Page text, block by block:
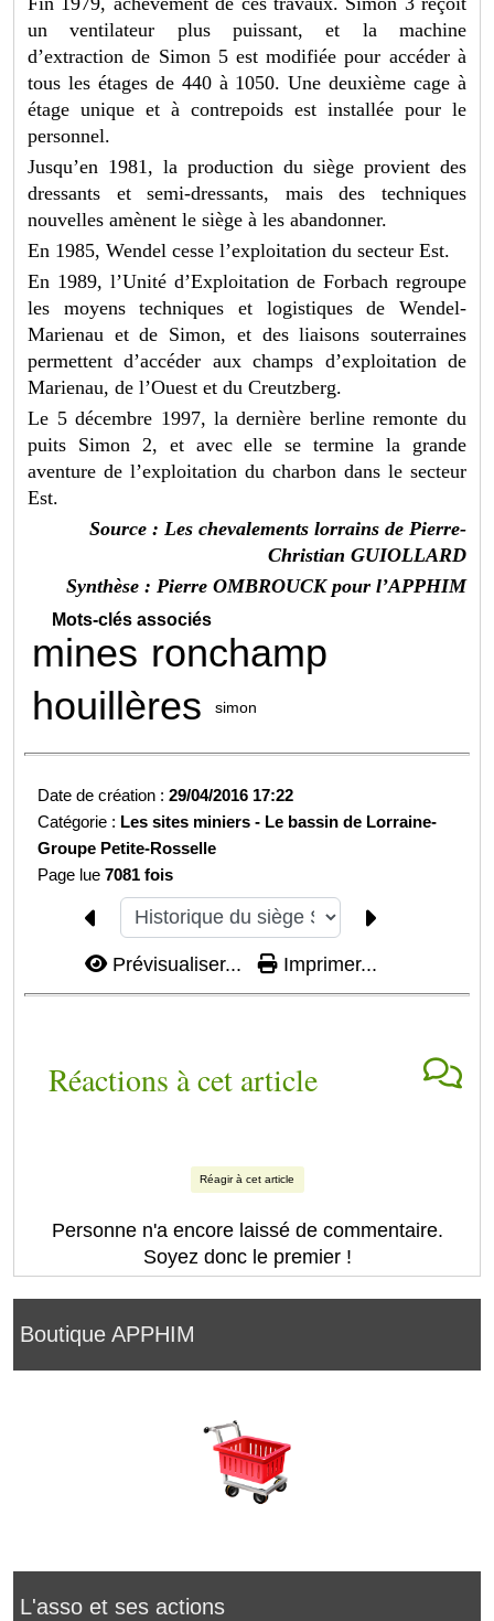
Boutique APPHIM
L'asso et ses actions
un ventilateur plus puissant, et la machine
d’extraction de Simon 5 est modifiée pour accéder à
tous les étages de 440 à 1050. Une deuxième cage à
étage unique et à contrepoids est installée pour le
personnel.
Jusqu’en 1981, la production du siège provient des
dressants et semi-dressants, mais des techniques
nouvelles amènent le siège à les abandonner.
En 1985, Wendel cesse l’exploitation du secteur Est.
En 1989, l’Unité d’Exploitation de Forbach regroupe
les moyens techniques et logistiques de Wendel-
Marienau et de Simon, et des liaisons souterraines
permettent d’accéder aux champs d’exploitation de
Marienau, de l’Ouest et du Creutzberg.
Le 5 décembre 1997, la dernière berline remonte du
puits Simon 2, et avec elle se termine la grande
aventure de l’exploitation du charbon dans le secteur
Est.
Source : Les chevalements lorrains de Pierre-
Christian GUIOLLARD
Synthèse : Pierre OMBROUCK pour l’APPHIM
Mots-clés associés
mines ronchamp
houillères
simon
Date de création :29/04/2016 17:22
Catégorie : Les sites miniers - Le bassin de Lorraine-
Groupe Petite-Rosselle
Page lue7081 fois
Prévisualiser... Imprimer...
Réactions à cet article
Réagir à cet article
Personne n'a encore laissé de commentaire.
Soyez donc le premier !